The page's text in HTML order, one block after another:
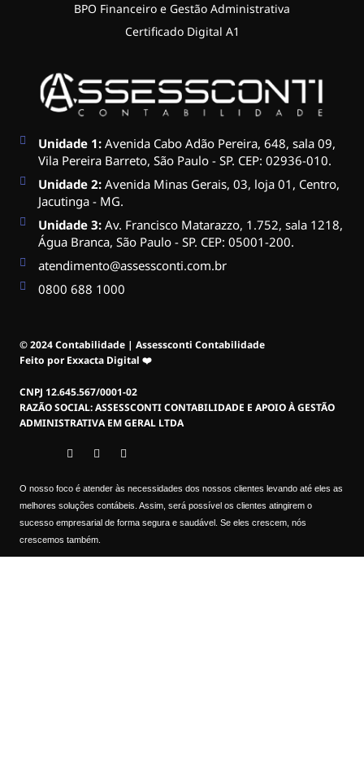
BPO Financeiro e Gestão Administrativa
Certificado Digital A1
Unidade 1: Avenida Cabo Adão Pereira, 648, sala 09,
Vila Pereira Barreto, São Paulo - SP. CEP: 02936-010.
Unidade 2:Avenida Minas Gerais, 03, loja 01, Centro,
Jacutinga - MG.
Unidade 3:Av. Francisco Matarazzo, 1.752, sala 1218,
Água Branca, São Paulo - SP. CEP: 05001-200.
atendimento@assessconti.com.br
0800 688 1000
© 2024 Contabilidade | Assessconti Contabilidade
Feito por Exxacta Digital ❤️
CNPJ 12.645.567/0001-02
RAZÃO SOCIAL: ASSESSCONTI CONTABILIDADE E APOIO À GESTÃO
ADMINISTRATIVA EM GERAL LTDA
O nosso foco é atender às necessidades dos nossos clientes levando até eles as
melhores soluções contábeis. Assim, será possível os clientes atingirem o
sucesso empresarial de forma segura e saudável. Se eles crescem, nós
crescemos também.